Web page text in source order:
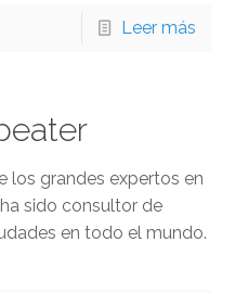
Leer más
los grandes expertos en
sido consultor de
en todo el mundo.